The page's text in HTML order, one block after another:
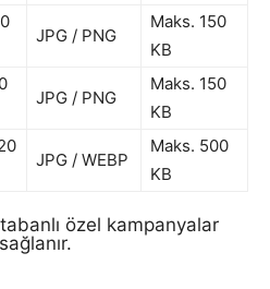
JPG / PNG
Maks. 150
KB
JPG / PNG
Maks. 150
KB
JPG / WEBP
Maks. 500
KB
özel kampanyalar